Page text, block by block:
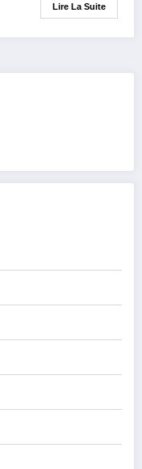
Lire La Suite